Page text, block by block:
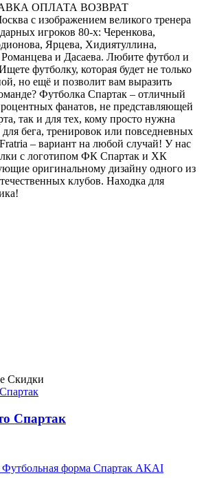
ОПЛАТА ВОЗВРАТ
с изображением великого тренера
игроков 80-х: Черенкова,
Ярцева, Хидиятуллина,
и Дасаева. Любите футбол и
футболку, которая будет не только
но ещё и позволит вам выразить
Футболка Спартак – отличный
фанатов, не представляющей
так и для тех, кому просто нужна
для бега, тренировок или повседневных
– вариант на любой случай! У нас
с логотипом ФК Спартак и ХК
оригинальному дизайну одного из
клубов. Находка для
Скидки
Спартак